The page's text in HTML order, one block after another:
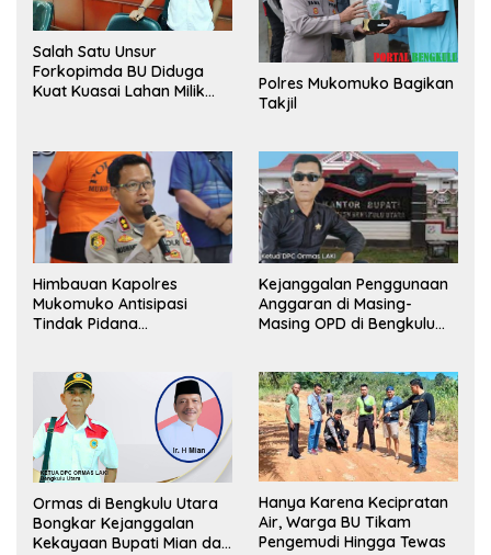
Salah Satu Unsur
Forkopimda BU Diduga
Kuat Kuasai Lahan Milik
Polres Mukomuko Bagikan
Takjil
Himbauan Kapolres
Mukomuko Antisipasi
Tindak Pidana
Kejanggalan Penggunaan
Anggaran di Masing-
Masing OPD di Bengkulu
Ormas di Bengkulu Utara
Bongkar Kejanggalan
Kekayaan Bupati Mian dan
Hanya Karena Kecipratan
Air, Warga BU Tikam
Pengemudi Hingga Tewas